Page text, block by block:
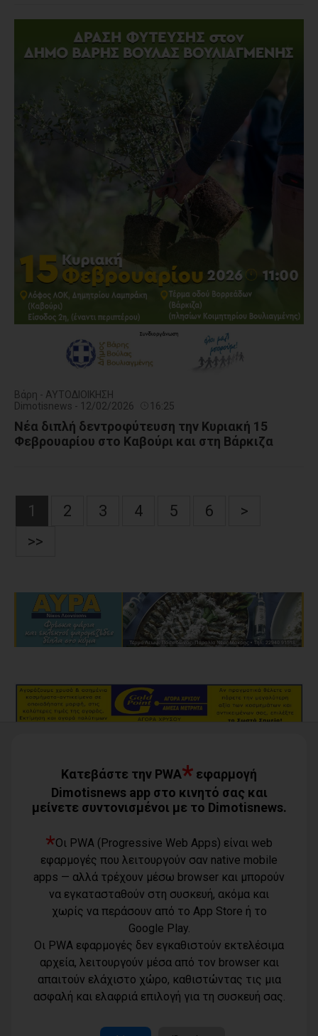
Βάρη - ΑΥΤΟΔΙΟΙΚΗΣΗ
Dimotisnews - 12/02/2026
16:25
Νέα διπλή δεντροφύτευση την Κυριακή 15
Φεβρουαρίου στο Καβούρι και στη Βάρκιζα
1 2 3 4 5 6
>
>>
Όροι χρήσης
Πολιτική
απορρήτου -
Ταυτότητα
Επικοινωνία
Τηλέφωνο
επικοινωνίας
6977232183
Μ.Η.Τ.:
www.dimotisnews.gr © 2012 - 2026 All rights reserved
Κατεβάστε την PWA* εφαρμογή
Dimotisnews app στο κινητό σας και
μείνετε συντονισμένοι με το Dimotisnews.
*Οι PWA (Progressive Web Apps) είναι web
εφαρμογές που λειτουργούν σαν native mobile
apps — αλλά τρέχουν μέσω browser και μπορούν
να εγκατασταθούν στη συσκευή, ακόμα και
χωρίς να περάσουν από το App Store ή το
Google Play.
Οι PWA εφαρμογές δεν εγκαθιστούν εκτελέσιμα
αρχεία, λειτουργούν μέσα από τον browser και
απαιτούν ελάχιστο χώρο, καθιστώντας τις μια
ασφαλή και ελαφριά επιλογή για τη συσκευή σας.